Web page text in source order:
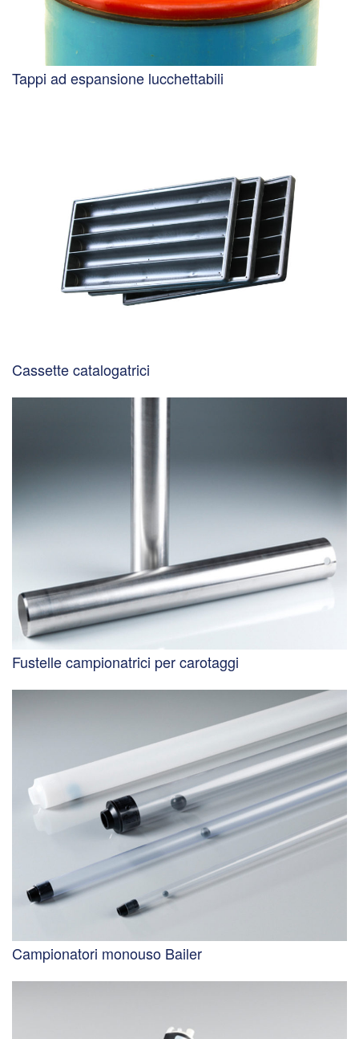
Tappi ad espansione lucchettabili
Cassette catalogatrici
Fustelle campionatrici per carotaggi
Campionatori monouso Bailer